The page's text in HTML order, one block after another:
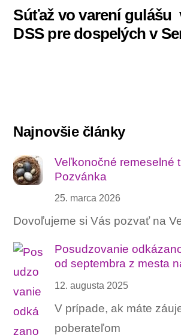
Súťaž vo varení gulášu
DSS pre dospelých v
Najnovšie články
Veľkonočné remeselné
Pozvánka
25. marca 2026
Dovoľujeme si Vás pozvať na
Posudzovanie
od septembra z mesta
12. augusta 2025
V prípade, ak máte
poberateľom